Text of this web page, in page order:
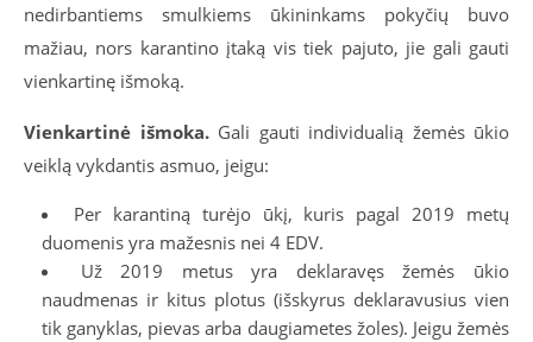
nedirbantiems smulkiems ūkininkams pokyčių buvo
mažiau, nors karantino įtaką vis tiek pajuto, jie gali gauti
vienkartinę išmoką.
Vienkartinė išmoka.Gali gauti individualią žemės ūkio
veiklą vykdantis asmuo, jeigu:
Per karantiną turėjo ūkį, kuris pagal 2019 metų
duomenis yra mažesnis nei 4 EDV.
Už 2019 metus yra deklaravęs žemės ūkio
naudmenas ir kitus plotus (išskyrus deklaravusius vien
tik ganyklas, pievas arba daugiametes žoles). Jeigu žemės